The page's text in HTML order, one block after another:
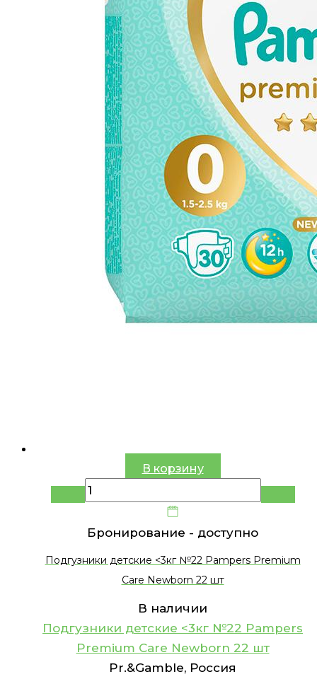
В корзину
Бронирование - доступно
Подгузники детские <3кг №22 Pampers Premium
Care Newborn 22 шт
В наличии
Подгузники детские <3кг №22 Pampers
Premium Care Newborn 22 шт
Pr.&Gamble, Россия